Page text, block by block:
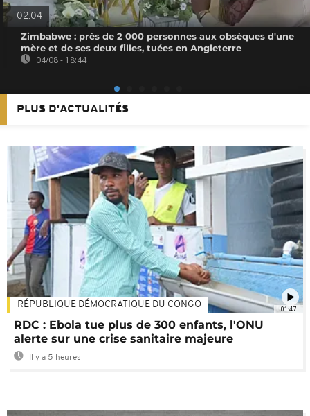
02:04
Zimbabwe : près de 2 000 personnes aux obsèques d'une
mère et de ses deux filles, tuées en Angleterre
04/08 - 18:44
PLUS D'ACTUALITÉS
01:47
RÉPUBLIQUE DÉMOCRATIQUE DU CONGO
RDC : Ebola tue plus de 300 enfants, l'ONU
alerte sur une crise sanitaire majeure
Il y a 5 heures